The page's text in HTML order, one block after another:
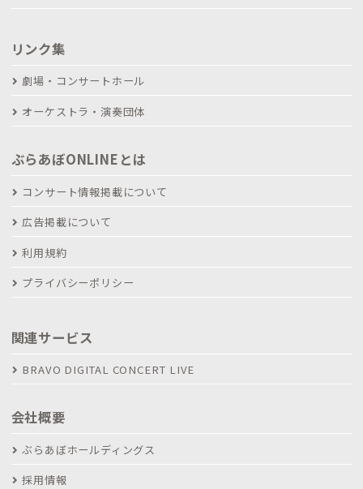
リンク集
劇場・コンサートホール
オーケストラ・演奏団体
ぶらあぼONLINEとは
コンサート情報掲載について
広告掲載について
利用規約
プライバシーポリシー
関連サービス
BRAVO DIGITAL CONCERT LIVE
会社概要
ぶらあぼホールディングス
採用情報